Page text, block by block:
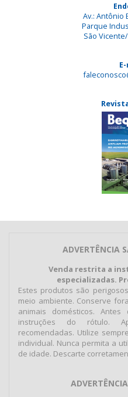
Av.: Antônio
Parque
São
ADVERTÊNCIA
Venda restrita a
especializadas.
Estes produtos são
meio ambiente. Conserve
animais domésticos.
instruções do rótulo.
recomendadas. Utilize
individual. Nunca permita a
de idade. Descarte